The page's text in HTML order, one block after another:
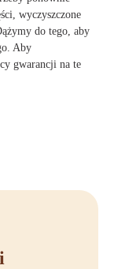
Titanium zapewnia
wyczyszczone
do tego, aby
Aby
gwarancji na te